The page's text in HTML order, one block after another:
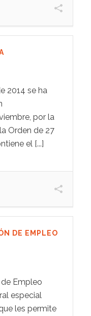
2014 se ha
por la
Orden de 27
el [...]
DE EMPLEO
Empleo
especial
les permite